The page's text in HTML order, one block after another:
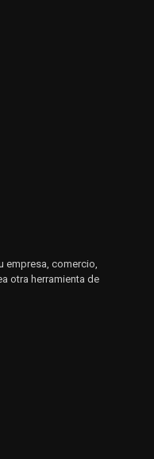
empresa, comercio,
otra herramienta de